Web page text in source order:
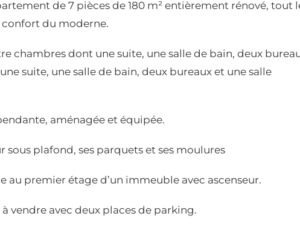
de 7 pièces de 180 m² entièrement rénové, tout
confort du moderne.
chambres dont une suite, une salle de bain, deux
suite, une salle de bain, deux bureaux et une salle
aménagée et équipée.
sous plafond, ses parquets et ses moulures
au premier étage d’un immeuble avec ascenseur.
vendre avec deux places de parking.